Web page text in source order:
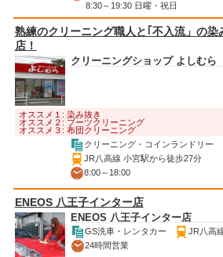
8:30～19:30 日曜・祝日
熟練のクリーニング職人と｢不入流」の染
店！
クリーニングショップ よしむら
オススメ１: 染み抜き
オススメ２: ブーツクリーニング
オススメ３: 布団クリーニング
クリーニング・コインランドリー
JR八高線 小宮駅から徒歩27分
8:00～18:00
ENEOS 八王子インター店
ENEOS 八王子インター店
GS洗車・レンタカー
JR八高
24時間営業